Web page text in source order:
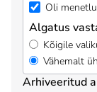
Oli
Algatus
Kõigile
Vähemalt
Arhiveeritud